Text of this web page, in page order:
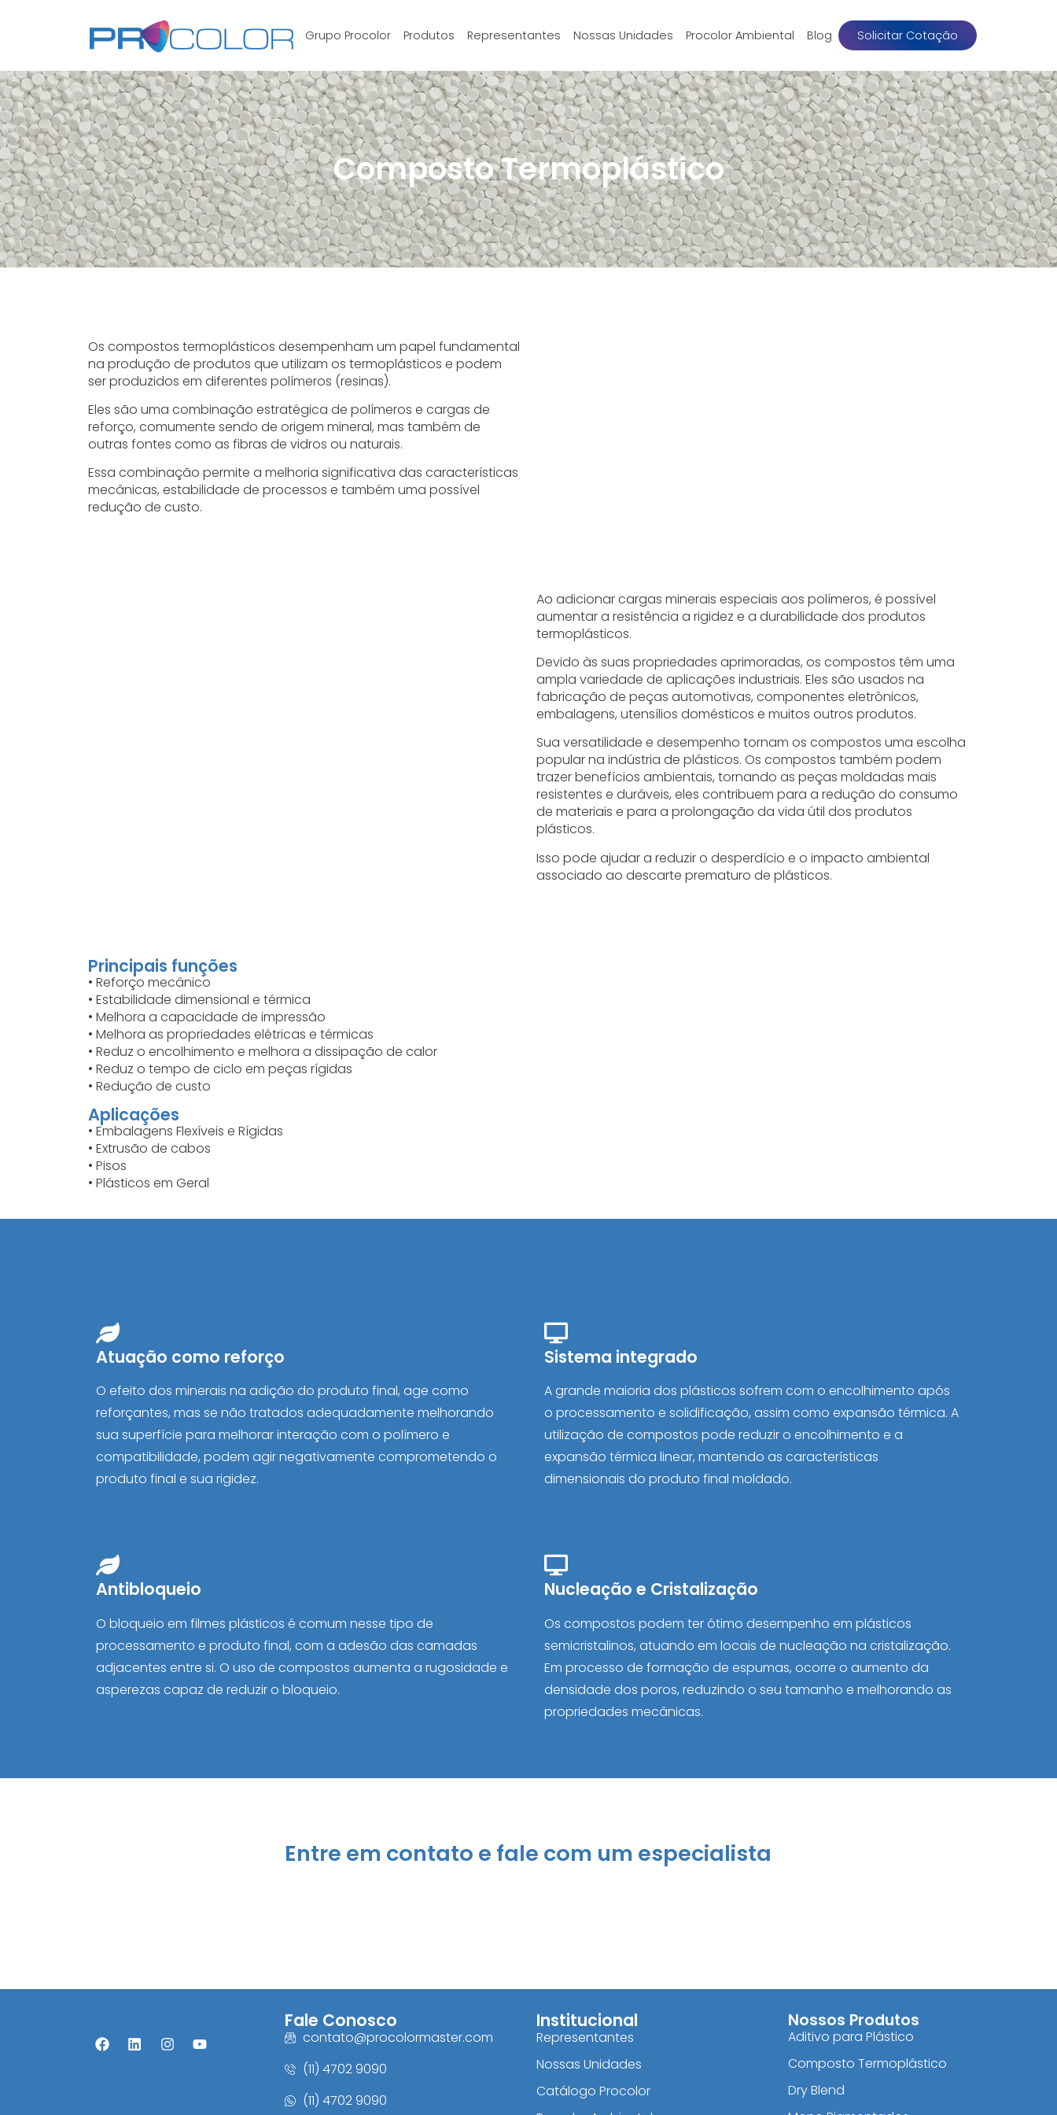
Grupo Procolor Produtos Representantes Nossas Unidades Procolor Ambiental Blog Solicitar Cotação
Composto Termoplástico
Os compostos termoplásticos desempenham um papel fundamental
na produção de produtos que utilizam os termoplásticos e podem
ser produzidos em diferentes polímeros (resinas).
Eles são uma combinação estratégica de polímeros e cargas de
reforço, comumente sendo de origem mineral, mas também de
outras fontes como as fibras de vidros ou naturais.
Essa combinação permite a melhoria significativa das características
mecânicas, estabilidade de processos e também uma possível
redução de custo.
Ao adicionar cargas minerais especiais aos polímeros, é possível
aumentar a resistência a rigidez e a durabilidade dos produtos
termoplásticos.
Devido às suas propriedades aprimoradas, os compostos têm uma
ampla variedade de aplicações industriais. Eles são usados na
fabricação de peças automotivas, componentes eletrônicos,
embalagens, utensílios domésticos e muitos outros produtos.
Sua versatilidade e desempenho tornam os compostos uma escolha
popular na indústria de plásticos. Os compostos também podem
trazer benefícios ambientais, tornando as peças moldadas mais
resistentes e duráveis, eles contribuem para a redução do consumo
de materiais e para a prolongação da vida útil dos produtos
plásticos.
Isso pode ajudar a reduzir o desperdício e o impacto ambiental
associado ao descarte prematuro de plásticos.
Principais funções
• Reforço mecânico
• Estabilidade dimensional e térmica
• Melhora a capacidade de impressão
• Melhora as propriedades elétricas e térmicas
• Reduz o encolhimento e melhora a dissipação de calor
• Reduz o tempo de ciclo em peças rígidas
• Redução de custo
Aplicações
• Embalagens Flexíveis e Rígidas
• Extrusão de cabos
• Pisos
• Plásticos em Geral
Atuação como reforço
O efeito dos minerais na adição do produto final, age como
reforçantes, mas se não tratados adequadamente melhorando
sua superfície para melhorar interação com o polímero e
compatibilidade, podem agir negativamente comprometendo o
produto final e sua rigidez.
Sistema integrado
A grande maioria dos plásticos sofrem com o encolhimento após
o processamento e solidificação, assim como expansão térmica. A
utilização de compostos pode reduzir o encolhimento e a
expansão térmica linear, mantendo as características
dimensionais do produto final moldado.
Antibloqueio
O bloqueio em filmes plásticos é comum nesse tipo de
processamento e produto final, com a adesão das camadas
adjacentes entre si. O uso de compostos aumenta a rugosidade e
asperezas capaz de reduzir o bloqueio.
Nucleação e Cristalização
Os compostos podem ter ótimo desempenho em plásticos
semicristalinos, atuando em locais de nucleação na cristalização.
Em processo de formação de espumas, ocorre o aumento da
densidade dos poros, reduzindo o seu tamanho e melhorando as
propriedades mecânicas.
Entre em contato e fale com um especialista
Fale Conosco
contato@procolormaster.com
(11) 4702 9090
(11) 4702 9090
Institucional
Representantes
Nossas Unidades
Catálogo Procolor
Nossos Produtos
Aditivo para Plástico
Composto Termoplástico
Dry Blend